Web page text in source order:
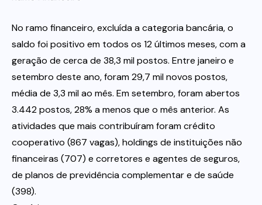
No ramo financeiro, excluída a categoria bancária, o
saldo foi positivo em todos os 12 últimos meses, com a
geração de cerca de 38,3 mil postos. Entre janeiro e
setembro deste ano, foram 29,7 mil novos postos,
média de 3,3 mil ao mês. Em setembro, foram abertos
3.442 postos, 28% a menos que o mês anterior. As
atividades que mais contribuíram foram crédito
cooperativo (867 vagas), holdings de instituições não
financeiras (707) e corretores e agentes de seguros,
de planos de previdência complementar e de saúde
(398).